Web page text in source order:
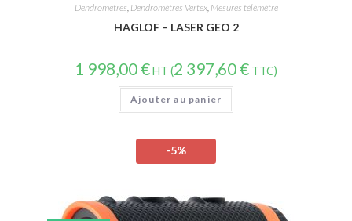
Dendromètres, Dendromètres Vertex, Mesures télémètre
HAGLOF – LASER GEO 2
1 998,00€HT (2 397,60€ TTC)
Ajouter au panier
-5%